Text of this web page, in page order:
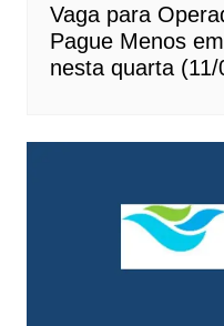
Vaga para
Pague Menos
nesta quarta (11/